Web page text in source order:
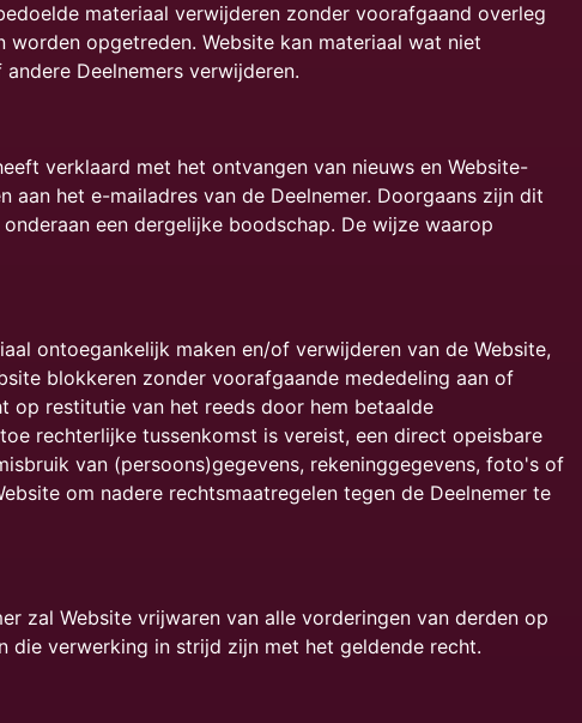
materiaal verwijderen zonder voorafgaand overleg
opgetreden. Website kan materiaal wat niet
Deelnemers verwijderen.
verklaard met het ontvangen van nieuws en Website-
het e-mailadres van de Deelnemer. Doorgaans zijn dit
een dergelijke boodschap. De wijze waarop
ontoegankelijk maken en/of verwijderen van de Website,
blokkeren zonder voorafgaande mededeling aan of
op restitutie van het reeds door hem betaalde
rechterlijke tussenkomst is vereist, een direct opeisbare
van (persoons)gegevens, rekeninggegevens, foto's of
om nadere rechtsmaatregelen tegen de Deelnemer te
zal Website vrijwaren van alle vorderingen van derden op
die verwerking in strijd zijn met het geldende recht.